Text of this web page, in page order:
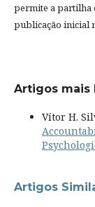
permite a partilha
publicação inicial
Artigos mais
Vítor H.
Artigos